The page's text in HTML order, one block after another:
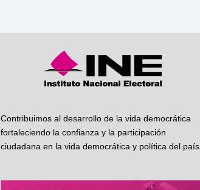
Contribuimos al desarrollo de la vida democrática
fortaleciendo la confianza y la participación
ciudadana en la vida democrática y política del país.